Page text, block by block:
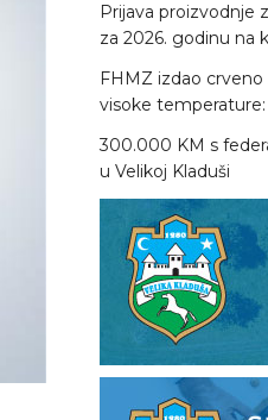
Prijava proizvodnje
za 2026. godinu na
FHMZ izdao
visoke
300.000 KM s
u Velikoj Kladuši